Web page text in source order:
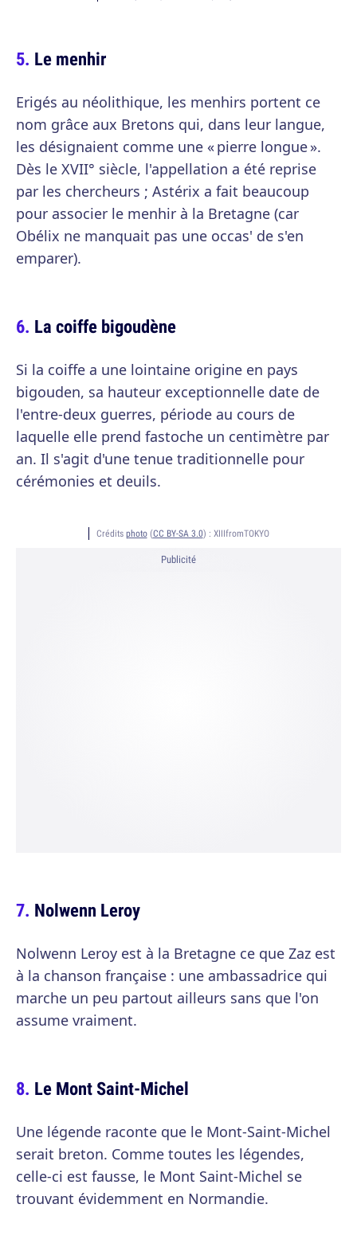
Le menhir
Erigés au néolithique, les menhirs portent ce
nom grâce aux Bretons qui, dans leur langue,
les désignaient comme une « pierre longue ».
Dès le XVII° siècle, l'appellation a été reprise
par les chercheurs ; Astérix a fait beaucoup
pour associer le menhir à la Bretagne (car
Obélix ne manquait pas une occas' de s'en
emparer).
La coiffe bigoudène
Si la coiffe a une lointaine origine en pays
bigouden, sa hauteur exceptionnelle date de
l'entre-deux guerres, période au cours de
laquelle elle prend fastoche un centimètre par
an. Il s'agit d'une tenue traditionnelle pour
cérémonies et deuils.
Crédits photo(CC BY-SA 3.0) : XIIIfromTOKYO
Publicité
Nolwenn Leroy
Nolwenn Leroy est à la Bretagne ce que Zaz est
à la chanson française : une ambassadrice qui
marche un peu partout ailleurs sans que l'on
assume vraiment.
Le Mont Saint-Michel
Une légende raconte que le Mont-Saint-Michel
serait breton. Comme toutes les légendes,
celle-ci est fausse, le Mont Saint-Michel se
trouvant évidemment en Normandie.